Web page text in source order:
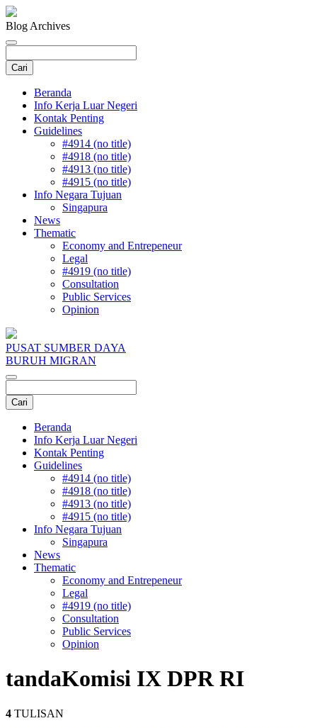
Blog Archives
Beranda
Info Kerja Luar Negeri
Kontak Penting
Guidelines
#4914 (no title)
#4918 (no title)
#4913 (no title)
#4915 (no title)
Info Negara Tujuan
Singapura
News
Thematic
Economy and Entrepeneur
Legal
#4919 (no title)
Consultation
Public Services
Opinion
PUSAT SUMBER DAYA
BURUH MIGRAN
Beranda
Info Kerja Luar Negeri
Kontak Penting
Guidelines
#4914 (no title)
#4918 (no title)
#4913 (no title)
#4915 (no title)
Info Negara Tujuan
Singapura
News
Thematic
Economy and Entrepeneur
Legal
#4919 (no title)
Consultation
Public Services
Opinion
tandaKomisi IX DPR RI
4 TULISAN